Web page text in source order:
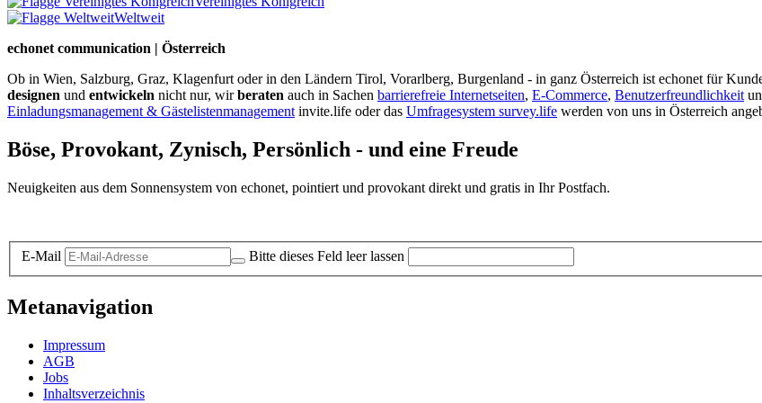
Weltweit
echonet communication | Österreich
Ob in Wien, Salzburg, Graz, Klagenfurt oder in den Ländern Tirol, Vorarlberg, Burgenland - in ganz Österreich ist echonet für
designen und entwickeln nicht nur, wirberaten auch in Sachen barrierefreie Internetseiten, E-Commerce, Benutzerfreundlichkeit
Einladungsmanagement & Gästelistenmanagement invite.life oder das Umfragesystem survey.life werden von uns in Österreich
Böse, Provokant, Zynisch, Persönlich - und eine Freude
Neuigkeiten aus dem Sonnensystem von echonet, pointiert und provokant direkt und gratis in Ihr Postfach.
E-Mail Bitte dieses Feld leer lassen
Metanavigation
Impressum
AGB
Jobs
Inhaltsverzeichnis